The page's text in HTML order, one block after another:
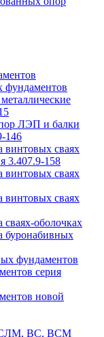
фундаментов
ЛЭП и балки
146
сваях
3.407.9-158
сваях
сваях
оболочках
фундаментов
серия
новой
ВС, ВСМ